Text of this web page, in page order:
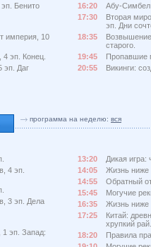
Бенито
империя, 10
эп. Конец.
эп. Даг
16:20
Абу-
17:30
Вторая
эп. Дни
18:35
старого.
19:45
Пропавшие
20:55
Викинги:
программа на неделю: вся
4 эп.
3 эп. Дела
1 эп. Запад:
13:20
Дикая игра:
14:05
Жизнь ниже
14:55
Обратный
15:45
Могучие
16:35
Жизнь ниже
17:25
Китай:
хрупкий рай.
18:20
Правила